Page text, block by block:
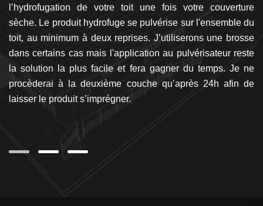
l’hydrofugation de votre toit une fois votre couverture
sèche. Le produit hydrofuge se pulvérise sur l'ensemble du
toit, au minimum à deux reprises. J’utiliserons une brosse
dans certains cas mais l'application au pulvérisateur reste
la solution la plus facile et fera gagner du temps. Je ne
procèderai à la deuxième couche qu’après 24h afin de
laisser le produit s’imprégner.